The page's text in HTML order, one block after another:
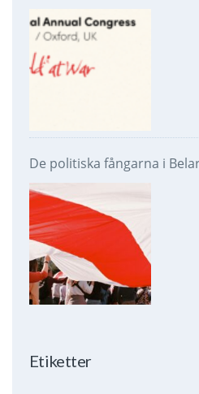
De politiska fångarna i
Etiketter